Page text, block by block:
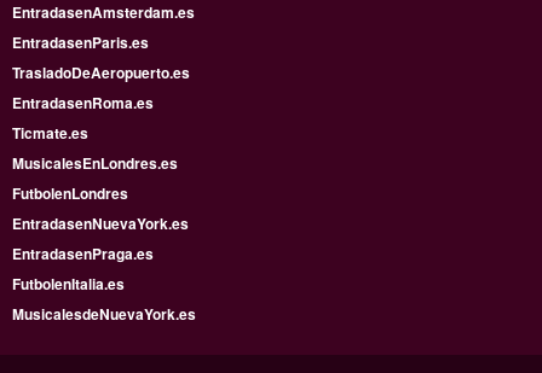
EntradasenAmsterdam.es
EntradasenParis.es
TrasladoDeAeropuerto.es
EntradasenRoma.es
Ticmate.es
MusicalesEnLondres.es
FutbolenLondres
EntradasenNuevaYork.es
EntradasenPraga.es
FutbolenItalia.es
MusicalesdeNuevaYork.es